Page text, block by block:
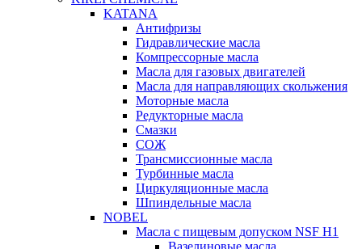
KATANA
Антифризы
Гидравлические масла
Компрессорные масла
Масла для газовых двигателей
Масла для направляющих скольжения
Моторные масла
Редукторные масла
Смазки
СОЖ
Трансмиссионные масла
Турбинные масла
Циркуляционные масла
Шпиндельные масла
NOBEL
Масла с пищевым допуском NSF H1
Вазелиновые масла